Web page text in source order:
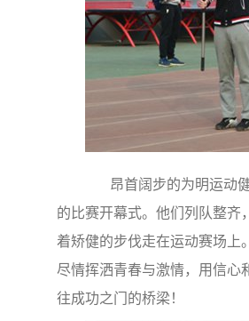
昂首阔步的为明运动
的比赛开幕式。他们列队整齐
着矫健的步伐走在运动赛场上
尽情挥洒青春与激情，用信心
往成功之门的桥梁！